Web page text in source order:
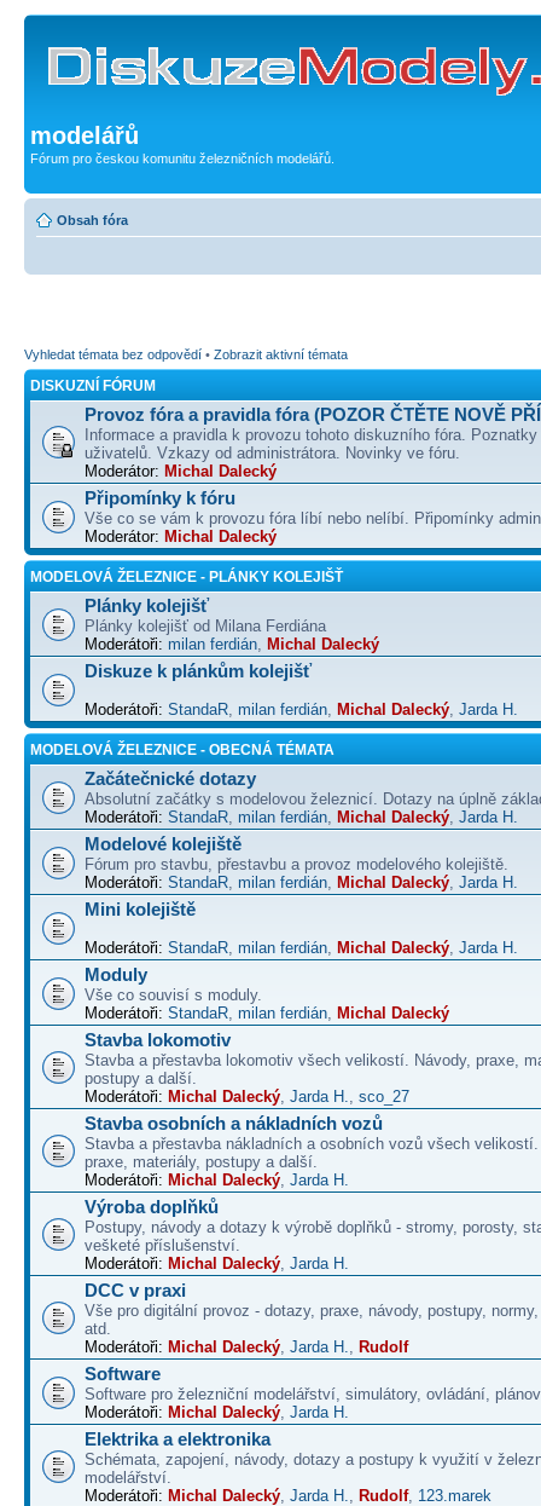
modelářů
Fórum pro českou komunitu železničních modelářů.
Obsah fóra
Vyhledat témata bez odpovědí • Zobrazit aktivní témata
DISKUZNÍ FÓRUM
Provoz fóra a pravidla fóra (POZOR ČTĚTE NOVĚ
Informace a pravidla k provozu tohoto diskuzního fóra.
uživatelů. Vzkazy od administrátora. Novinky ve fóru.
Moderátor: Michal Dalecký
Připomínky k fóru
Vše co se vám k provozu fóra líbí nebo nelíbí. Připomínky
Moderátor: Michal Dalecký
MODELOVÁ ŽELEZNICE - PLÁNKY KOLEJIŠŤ
Plánky kolejišť
Plánky kolejišť od Milana Ferdiána
Moderátoři: milan ferdián, Michal Dalecký
Diskuze k plánkům kolejišť
Moderátoři: StandaR, milan ferdián, Michal Dalecký, Jarda H.
MODELOVÁ ŽELEZNICE - OBECNÁ TÉMATA
Začátečnické dotazy
Absolutní začátky s modelovou železnicí. Dotazy na úplně
Moderátoři: StandaR, milan ferdián, Michal Dalecký, Jarda H.
Modelové kolejiště
Fórum pro stavbu, přestavbu a provoz modelového kolejiště.
Moderátoři: StandaR, milan ferdián, Michal Dalecký, Jarda H.
Mini kolejiště
Moderátoři: StandaR, milan ferdián, Michal Dalecký, Jarda H.
Moduly
Vše co souvisí s moduly.
Moderátoři: StandaR, milan ferdián, Michal Dalecký
Stavba lokomotiv
Stavba a přestavba lokomotiv všech velikostí. Návody, praxe,
postupy a další.
Moderátoři: Michal Dalecký, Jarda H., sco_27
Stavba osobních a nákladních vozů
Stavba a přestavba nákladních a osobních vozů všech velikostí.
praxe, materiály, postupy a další.
Moderátoři: Michal Dalecký, Jarda H.
Výroba doplňků
Postupy, návody a dotazy k výrobě doplňků - stromy, porosty,
vešketé příslušenství.
Moderátoři: Michal Dalecký, Jarda H.
DCC v praxi
Vše pro digitální provoz - dotazy, praxe, návody, postupy,
atd.
Moderátoři: Michal Dalecký, Jarda H., Rudolf
Software
Software pro železniční modelářství, simulátory, ovládání,
Moderátoři: Michal Dalecký, Jarda H.
Elektrika a elektronika
Schémata, zapojení, návody, dotazy a postupy k využití v
modelářství.
Moderátoři: Michal Dalecký, Jarda H., Rudolf, 123.marek